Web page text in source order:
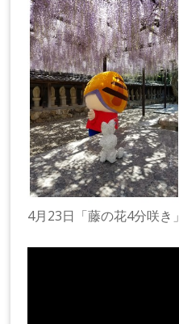
4月23日「藤の花4分咲き」